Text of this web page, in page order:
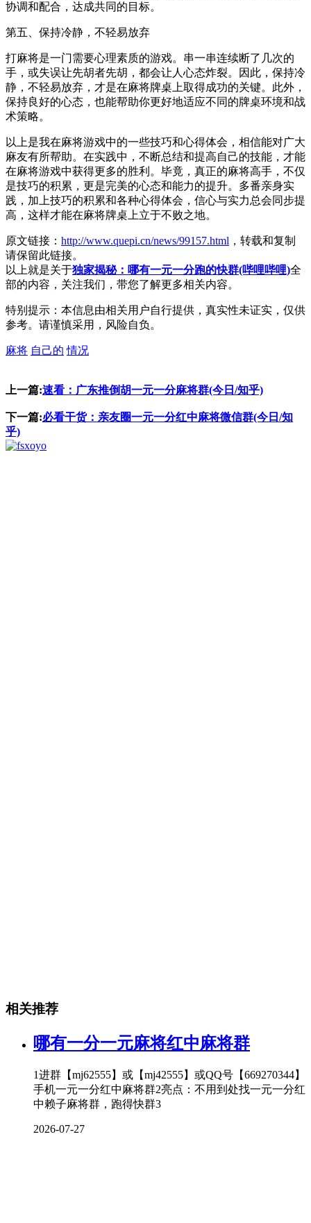
协调和配合，达成共同的目标。
第五、保持冷静，不轻易放弃
打麻将是一门需要心理素质的游戏。串一串连续断了几次的
手，或失误让先胡者先胡，都会让人心态炸裂。因此，保持冷
静，不轻易放弃，才是在麻将牌桌上取得成功的关键。此外，
保持良好的心态，也能帮助你更好地适应不同的牌桌环境和战
术策略。
以上是我在麻将游戏中的一些技巧和心得体会，相信能对广大
麻友有所帮助。在实践中，不断总结和提高自己的技能，才能
在麻将游戏中获得更多的胜利。毕竟，真正的麻将高手，不仅
是技巧的积累，更是完美的心态和能力的提升。多番亲身实
践，加上技巧的积累和各种心得体会，信心与实力总会同步提
高，这样才能在麻将牌桌上立于不败之地。
原文链接： http://www.quepi.cn/news/99157.html ，转载和复制
请保留此链接。
以上就是关于独家揭秘：哪有一元一分跑的快群(哔哩哔哩)全
部的内容，关注我们，带您了解更多相关内容。
特别提示：本信息由相关用户自行提供，真实性未证实，仅供
参考。请谨慎采用，风险自负。
麻将 自己的 情况
上一篇:速看：广东推倒胡一元一分麻将群(今日/知乎)
下一篇:必看干货：亲友圈一元一分红中麻将微信群(今日/知
乎)
相关推荐
哪有一分一元麻将红中麻将群
1进群【mj62555】或【mj42555】或QQ号【669270344】
手机一元一分红中麻将群2亮点：不用到处找一元一分红
中赖子麻将群，跑得快群3
2026-07-27